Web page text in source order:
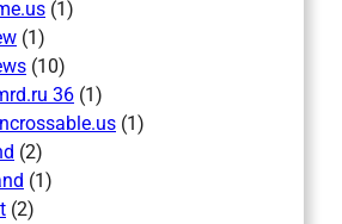
(1)
(1)
(10)
36 (1)
(1)
(2)
(1)
(2)